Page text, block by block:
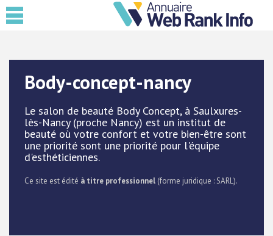
Body-concept-nancy
Le salon de beauté Body Concept, à Saulxures-
lès-Nancy (proche Nancy) est un institut de
beauté où votre confort et votre bien-être sont
une priorité sont une priorité pour l'équipe
d'esthéticiennes.
Ce site est édité à titre professionnel (forme juridique : SARL).